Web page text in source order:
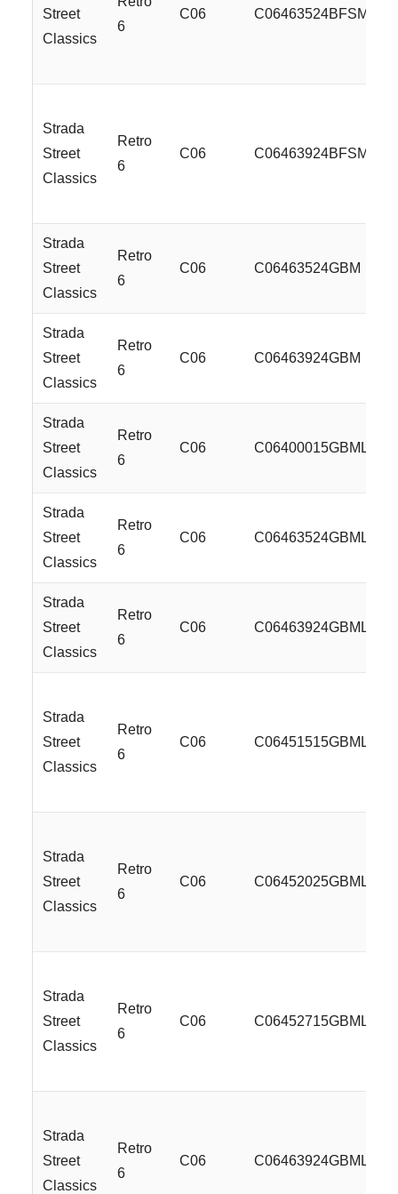
Street
Classics
6
C06 C06463524BFSMLSS
Strada
Street
Classics
Retro
6
C06 C06463924BFSMLSS
Strada
Street
Classics
Retro
6
C06 C06463524GBM
Strada
Street
Classics
Retro
6
C06 C06463924GBM
Strada
Street
Classics
Retro
6
C06 C06400015GBML
Strada
Street
Classics
Retro
6
C06 C06463524GBML
Strada
Street
Classics
Retro
6
C06 C06463924GBML
Strada
Street
Classics
Retro
6
C06 C06451515GBMLR
Strada
Street
Classics
Retro
6
C06 C06452025GBMLR
Strada
Street
Classics
Retro
6
C06 C06452715GBMLR
Strada
Street
Classics
Retro
6
C06 C06463924GBMLR